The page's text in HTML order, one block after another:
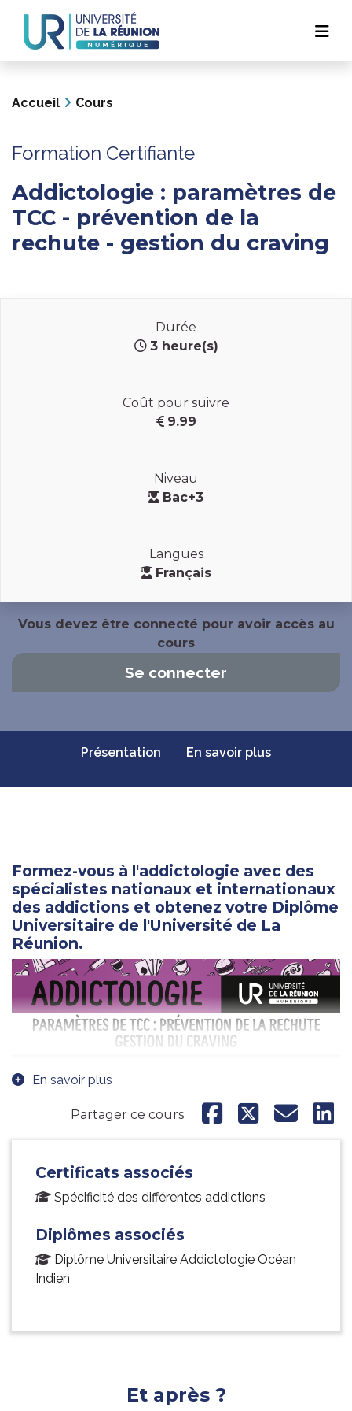
contenu
principal
Navigation
principale
Accueil Cours
Formation Certifiante
Addictologie : paramètres de
TCC - prévention de la
rechute - gestion du craving
Durée
3 heure(s)
Coût pour suivre
9.99
Niveau
Bac+3
Langues
Français
Vous devez être connecté pour avoir accès au
cours
Se connecter
Présentation En savoir plus
Formez-vous à l'addictologie avec des
spécialistes nationaux et internationaux
des addictions et obtenez votre Diplôme
Universitaire de l'Université de La
Réunion.
En savoir plus
Partager ce cours
Certificats associés
Spécificité des différentes addictions
Diplômes associés
Diplôme Universitaire Addictologie Océan
Indien
Et après ?